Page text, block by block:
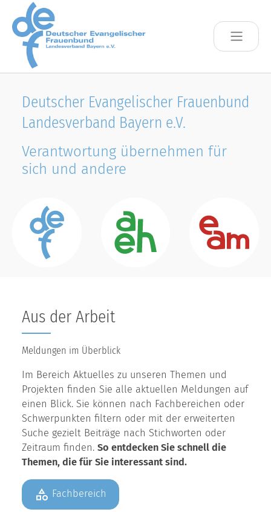
Skip to main content
Deutscher Evangelischer Frauenbund
Landesverband Bayern e.V.
Verantwortung übernehmen für
sich und andere
Aus der Arbeit
Meldungen im Überblick
Im Bereich Aktuelles zu unseren Themen und
Projekten finden Sie alle aktuellen Meldungen auf
einen Blick. Sie können nach Fachbereichen oder
Schwerpunkten filtern oder mit der erweiterten
Suche gezielt Beiträge nach Stichworten oder
Zeitraum finden. So entdecken Sie schnell die
Themen, die für Sie interessant sind.
Fachbereich